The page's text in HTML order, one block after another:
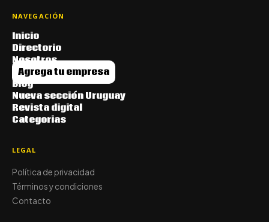
NAVEGACIÓN
Inicio
Directorio
Nosotros
Agrega tu empresa
Blog
Nueva sección Uruguay
Revista digital
Categorias
LEGAL
Política de privacidad
Términos y condiciones
Contacto